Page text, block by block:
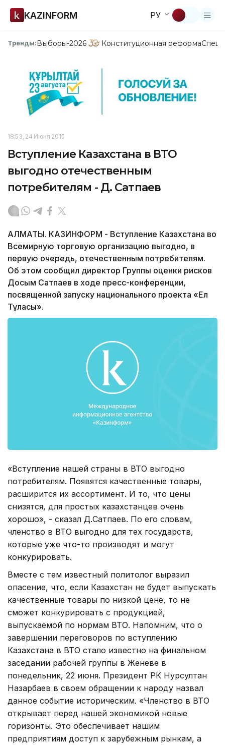
KAZINFORM РУ
Тренды:Выборы-2026 Конституционная реформа
18:53, 24 Июня 2015
Вступление Казахстана в ВТО
выгодно отечественным
потребителям - Д. Сатпаев
АЛМАТЫ. КАЗИНФОРМ - Вступление Казахстана во
Всемирную торговую организацию выгодно, в
первую очередь, отечественным потребителям.
Об этом сообщил директор Группы оценки рисков
Досым Сатпаев в ходе пресс-конференции,
посвященной запуску национального проекта «Ел
Тұлғасы».
«Вступление нашей страны в ВТО выгодно
потребителям. Появятся качественные товары,
расширится их ассортимент. И то, что цены
снизятся, для простых казахстанцев очень
хорошо», - сказал Д.Сатпаев. По его словам,
членство в ВТО выгодно для тех государств,
которые уже что-то производят и могут
конкурировать.
Вместе с тем известный политолог выразил
опасение, что, если Казахстан не будет выпускать
качественные товары по низкой цене, то не
сможет конкурировать с продукцией,
выпускаемой по нормам ВТО. Напомним, что о
завершении переговоров по вступлению
Казахстана в ВТО стало известно на финальном
заседании рабочей группы в Женеве в
понедельник, 22 июня. Президент РК Нурсултан
Назарбаев в своем обращении к народу назвал
данное событие историческим. «Членство в ВТО
открывает перед нашей экономикой новые
горизонты. Это обеспечивает нашим
предприятиям доступ к зарубежным рынкам, а